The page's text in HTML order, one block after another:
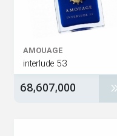
interlude 53
68,607,000